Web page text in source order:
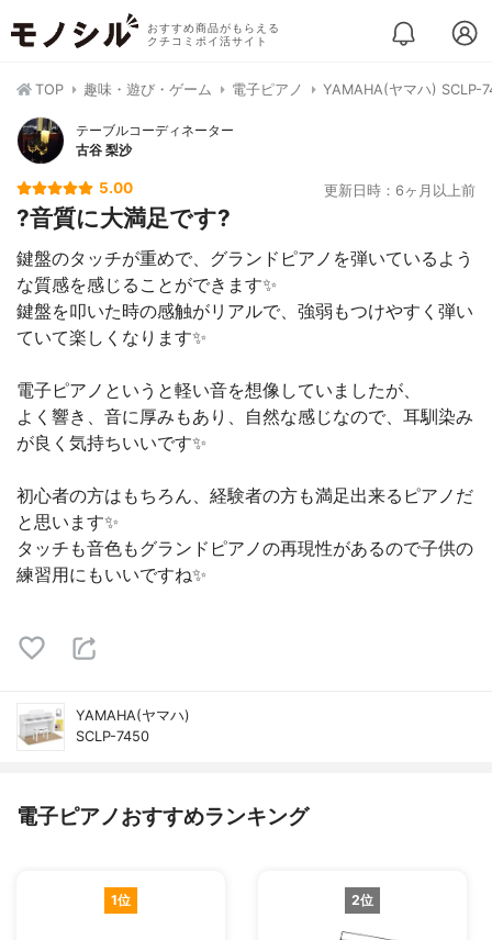
おすすめ商品がもらえる
クチコミポイ活サイト
TOP 趣味・遊び・ゲーム 電子ピアノ YAMAHA(ヤマハ) SCLP-
テーブルコーディネーター
古谷 梨沙
5.00 更新日時：6ヶ月以上前
?音質に大満足です?
鍵盤のタッチが重めで、グランドピアノを弾いているよう
な質感を感じることができます✨
鍵盤を叩いた時の感触がリアルで、強弱もつけやすく弾い
ていて楽しくなります✨
電子ピアノというと軽い音を想像していましたが、
よく響き、音に厚みもあり、自然な感じなので、耳馴染み
が良く気持ちいいです✨
初心者の方はもちろん、経験者の方も満足出来るピアノだ
と思います✨
タッチも音色もグランドピアノの再現性があるので子供の
練習用にもいいですね✨
YAMAHA(ヤマハ)
SCLP-7450
電子ピアノおすすめランキング
1位 2位